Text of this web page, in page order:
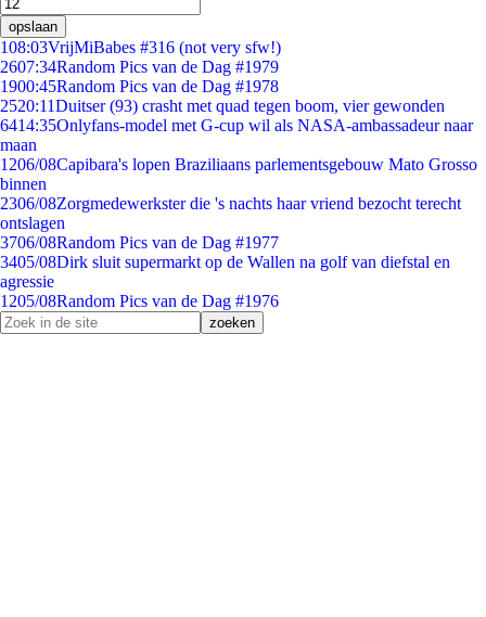
opslaan
108:03VrijMiBabes #316 (not very sfw!)
2607:34Random Pics van de Dag #1979
1900:45Random Pics van de Dag #1978
2520:11Duitser (93) crasht met quad tegen boom, vier gewonden
6414:35Onlyfans-model met G-cup wil als NASA-ambassadeur naar
maan
1206/08Capibara's lopen Braziliaans parlementsgebouw Mato Grosso
binnen
2306/08Zorgmedewerkster die 's nachts haar vriend bezocht terecht
ontslagen
3706/08Random Pics van de Dag #1977
3405/08Dirk sluit supermarkt op de Wallen na golf van diefstal en
agressie
1205/08Random Pics van de Dag #1976